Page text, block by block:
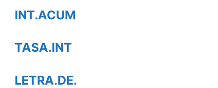
INT.ACUM
TASA.INT
LETRA.DE.